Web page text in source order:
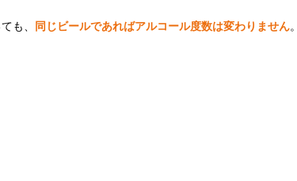
ヒ
ビールの価値観
330ml 5％
も、 同じビールであればアルコール度数は変わりません。